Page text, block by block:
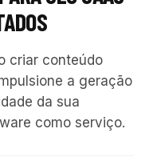
criar conteúdo
a geração
da sua
como serviço.